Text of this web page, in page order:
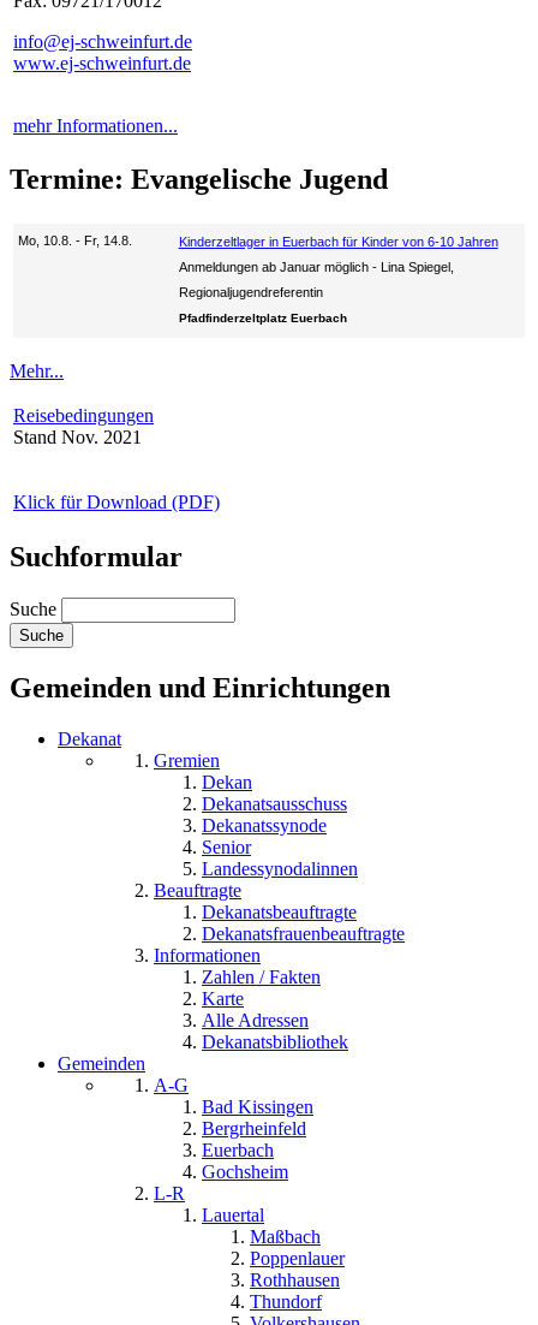
info@ej-schweinfurt.de
www.ej-schweinfurt.de
mehr Informationen...
Termine: Evangelische Jugend
Mo, 10.8. - Fr, 14.8.
Kinderzeltlager in Euerbach für Kinder von 6-10 Jahren
Anmeldungen ab Januar möglich
Lina Spiegel,
Regionaljugendreferentin
Pfadfinderzeltplatz Euerbach
Mehr...
Reisebedingungen
Stand Nov. 2021
Klick für Download (PDF)
Suchformular
Suche
Gemeinden und Einrichtungen
Dekanat
Gremien
Dekan
Dekanatsausschuss
Dekanatssynode
Senior
Landessynodalinnen
Beauftragte
Dekanatsbeauftragte
Dekanatsfrauenbeauftragte
Informationen
Zahlen / Fakten
Karte
Alle Adressen
Dekanatsbibliothek
Gemeinden
A-G
Bad Kissingen
Bergrheinfeld
Euerbach
Gochsheim
L-R
Lauertal
Maßbach
Poppenlauer
Rothhausen
Thundorf